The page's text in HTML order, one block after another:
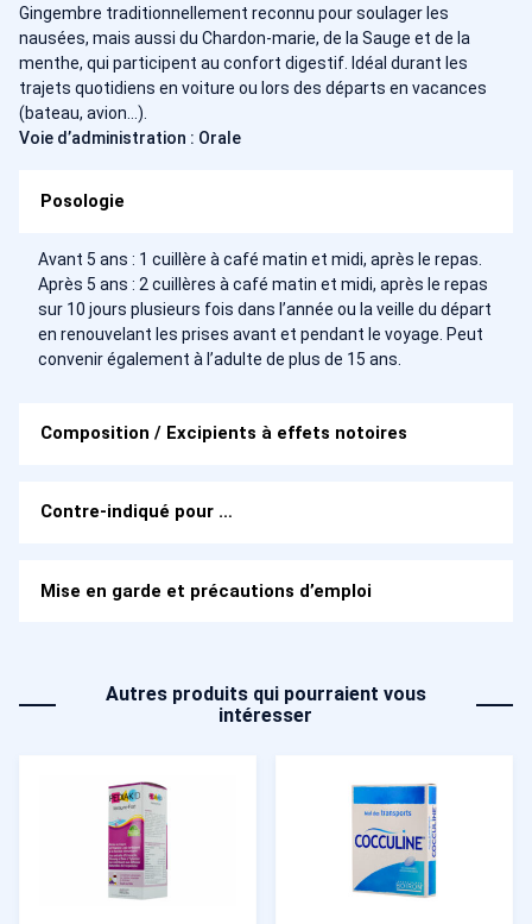
Gingembre traditionnellement reconnu pour soulager les
nausées, mais aussi du Chardon-marie, de la Sauge et de la
menthe, qui participent au confort digestif. Idéal durant les
trajets quotidiens en voiture ou lors des départs en vacances
(bateau, avion…).
Voie d’administration : Orale
Posologie
Avant 5 ans : 1 cuillère à café matin et midi, après le repas.
Après 5 ans : 2 cuillères à café matin et midi, après le repas
sur 10 jours plusieurs fois dans l’année ou la veille du départ
en renouvelant les prises avant et pendant le voyage. Peut
convenir également à l’adulte de plus de 15 ans.
Composition / Excipients à effets notoires
Contre-indiqué pour …
Mise en garde et précautions d’emploi
Autres produits qui pourraient vous
intéresser